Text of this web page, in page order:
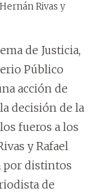
Rivas y
de Justicia,
Público
acción de
decisión de la
fueros a los
y Rafael
por distintos
de